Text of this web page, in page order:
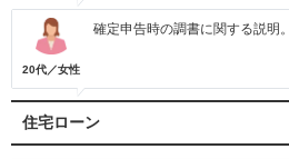
20代／女性
確定申告時の調書に関する説明。
住宅ローン